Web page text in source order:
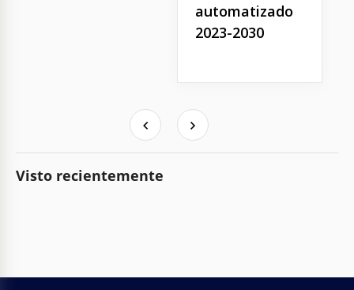
automatizado
2023-2030
Visto recientemente